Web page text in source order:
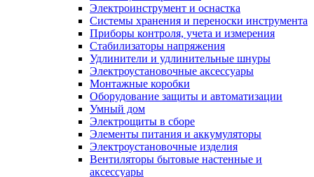
Электроинструмент и оснастка
Системы хранения и переноски инструмента
Приборы контроля, учета и измерения
Стабилизаторы напряжения
Удлинители и удлинительные шнуры
Электроустановочные аксессуары
Монтажные коробки
Оборудование защиты и автоматизации
Умный дом
Электрощиты в сборе
Элементы питания и аккумуляторы
Электроустановочные изделия
Вентиляторы бытовые настенные и
аксессуары